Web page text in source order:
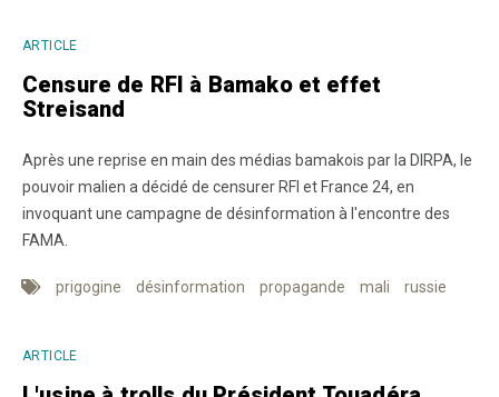
ARTICLE
Censure de RFI à Bamako et effet
Streisand
Après une reprise en main des médias bamakois par la DIRPA, le
pouvoir malien a décidé de censurer RFI et France 24, en
invoquant une campagne de désinformation à l'encontre des
FAMA.
prigogine désinformation propagande mali russie
ARTICLE